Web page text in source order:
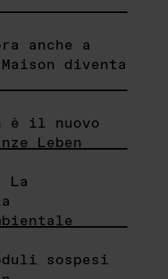
anche a
diventa
è il nuovo
Leben
La
sospesi